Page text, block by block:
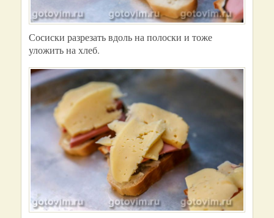
Сосиски разрезать вдоль на полоски и тоже
уложить на хлеб.